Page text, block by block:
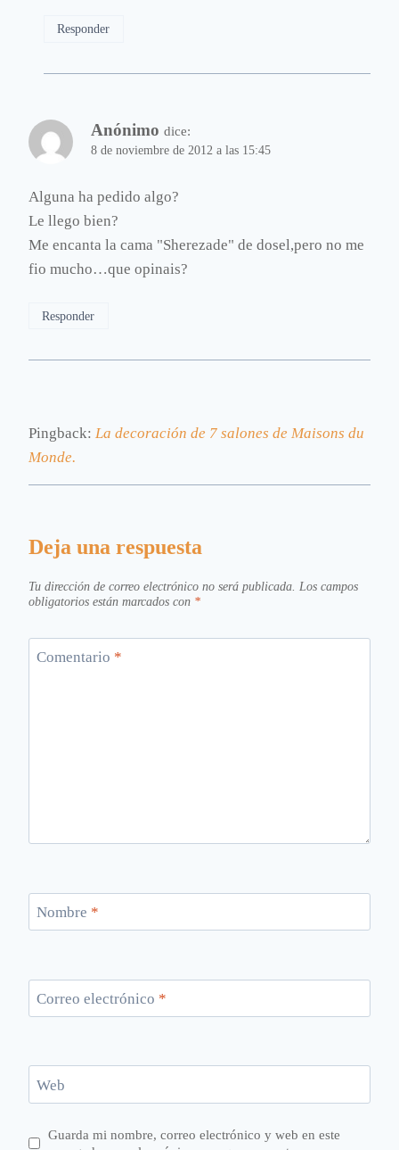
Responder
Anónimo dice:
8 de noviembre de 2012 a las 15:45
Alguna ha pedido algo?
Le llego bien?
Me encanta la cama "Sherezade" de dosel,pero no me
fio mucho…que opinais?
Responder
Pingback: La decoración de 7 salones de Maisons du
Monde.
Deja una respuesta
Tu dirección de correo electrónico no será publicada. Los campos
obligatorios están marcados con *
Comentario *
Nombre *
Correo electrónico *
Web
Guarda mi nombre, correo electrónico y web en este